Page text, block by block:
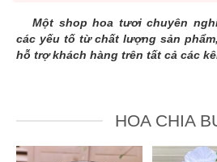
Một shop hoa tươi chuyên
các yếu tố từ chất lượng sản
hỗ trợ khách hàng trên tất cả các
HOA CHIA